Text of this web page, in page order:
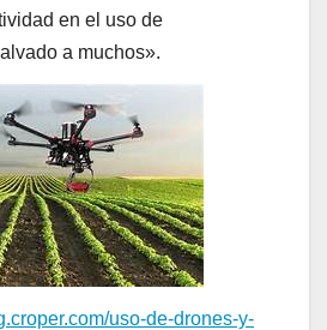
en el uso de
a muchos».
uso-de-drones-y-